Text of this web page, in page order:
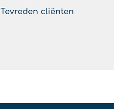
Tevreden cliënten